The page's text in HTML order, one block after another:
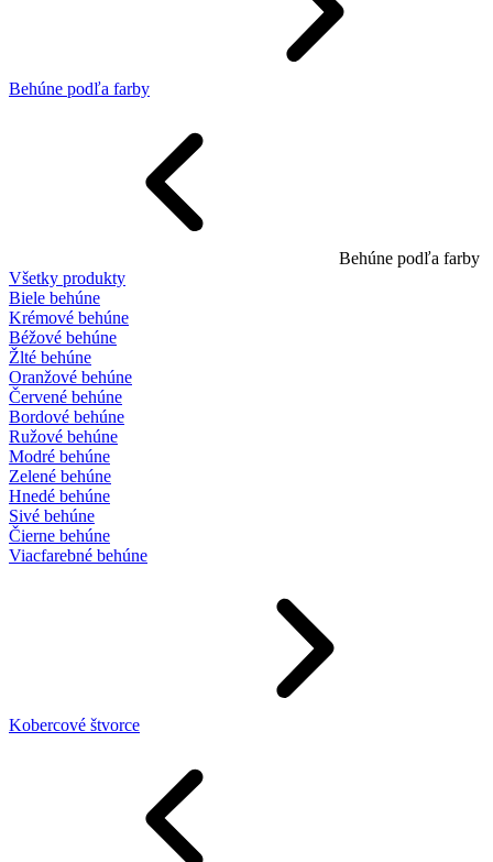
Behúne podľa farby
Behúne podľa farby
Všetky produkty
Biele behúne
Krémové behúne
Béžové behúne
Žlté behúne
Oranžové behúne
Červené behúne
Bordové behúne
Ružové behúne
Modré behúne
Zelené behúne
Hnedé behúne
Sivé behúne
Čierne behúne
Viacfarebné behúne
Kobercové štvorce